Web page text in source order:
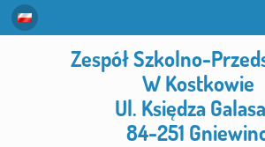
Zespół Szkolno-
W Kostkowie
Ul. Księdza
84-251